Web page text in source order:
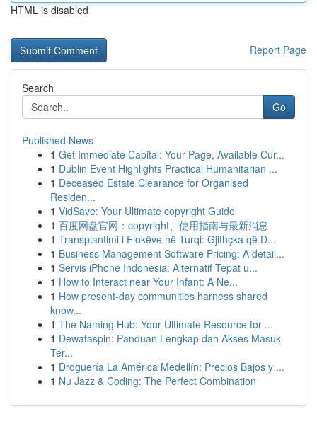
HTML is disabled
Report Page
Search
Go
Published News
1 Get Immediate Capital: Your Page, Available Cur...
1 Dublin Event Highlights Practical Humanitarian ...
1 Deceased Estate Clearance for Organised
Residen...
1 VidSave: Your Ultimate copyright Guide
1 百度网盘官网：copyright、使用指南与最新消息
1 Transplantimi i Flokëve në Turqi: Gjithçka që D...
1 Business Management Software Pricing: A detail...
1 Servis iPhone Indonesia: Alternatif Tepat u...
1 How to Interact near Your Infant: A Ne...
1 How present-day communities harness shared
know...
1 The Naming Hub: Your Ultimate Resource for ...
1 Dewataspin: Panduan Lengkap dan Akses Masuk
Ter...
1 Droguería La América Medellín: Precios Bajos y ...
1 Nu Jazz & Coding: The Perfect Combination